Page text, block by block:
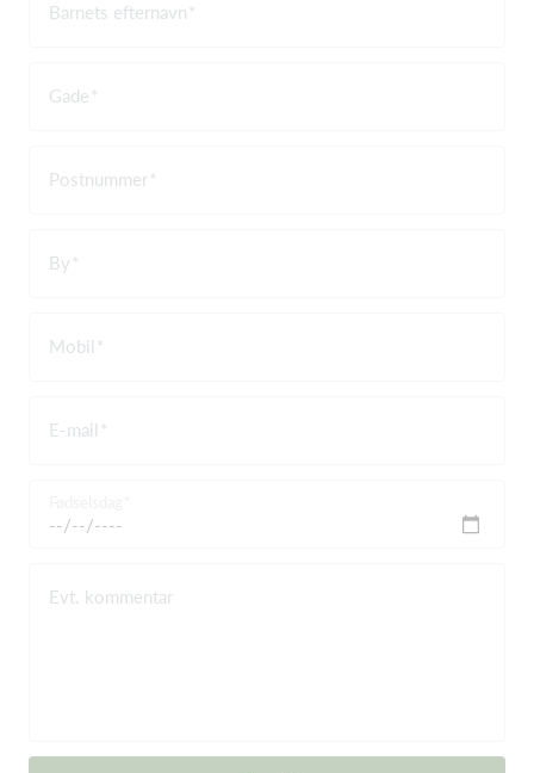
Barnets efternavn
Gade
Postnummer
By
Mobil
E-mail
Evt. kommentar